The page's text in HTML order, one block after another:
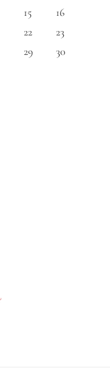
15
16
22
23
29
30